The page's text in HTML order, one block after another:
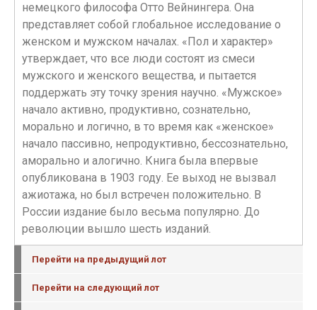
немецкого философа Отто Вейнингера. Она
представляет собой глобальное исследование о
женском и мужском началах. «Пол и характер»
утверждает, что все люди состоят из смеси
мужского и женского вещества, и пытается
поддержать эту точку зрения научно. «Мужское»
начало активно, продуктивно, сознательно,
морально и логично, в то время как «женское»
начало пассивно, непродуктивно, бессознательно,
аморально и алогично. Книга была впервые
опубликована в 1903 году. Ее выход не вызвал
ажиотажа, но был встречен положительно. В
России издание было весьма популярно. До
революции вышло шесть изданий.
Перейти на предыдущий лот
Перейти на следующий лот